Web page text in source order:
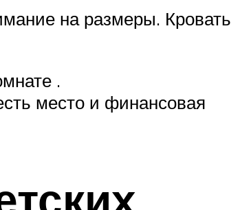
на размеры. Кровать
.
место и финансовая